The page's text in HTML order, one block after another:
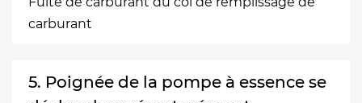
carburant
5. Poignée de la pompe à essence se